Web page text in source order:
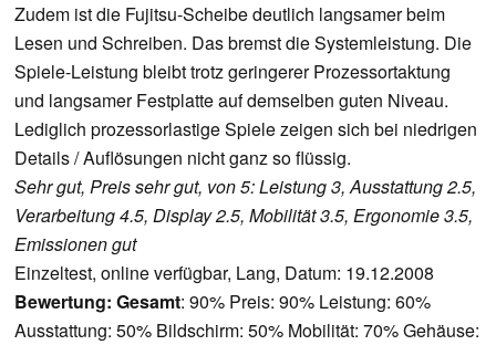
Zudem ist die Fujitsu-Scheibe deutlich langsamer beim
Lesen und Schreiben. Das bremst die Systemleistung. Die
Spiele-Leistung bleibt trotz geringerer Prozessortaktung
und langsamer Festplatte auf demselben guten Niveau.
Lediglich prozessorlastige Spiele zeigen sich bei niedrigen
Details / Auflösungen nicht ganz so flüssig.
Sehr gut, Preis sehr gut, von 5: Leistung 3, Ausstattung 2.5,
Verarbeitung 4.5, Display 2.5, Mobilität 3.5, Ergonomie 3.5,
Emissionen gut
Einzeltest, online verfügbar, Lang, Datum: 19.12.2008
Bewertung: Gesamt: 90% Preis: 90% Leistung: 60%
Ausstattung: 50% Bildschirm: 50% Mobilität: 70% Gehäuse: